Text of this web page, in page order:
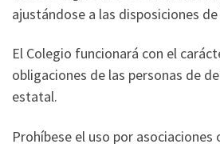
ajustándose a las disposiciones
El Colegio funcionará con el
obligaciones de las personas de
estatal.
Prohíbese el uso por asociaciones